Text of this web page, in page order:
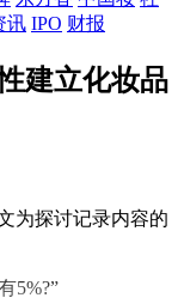
讯 IPO 财报
建立化妆品
为探讨记录内容的
5%?”